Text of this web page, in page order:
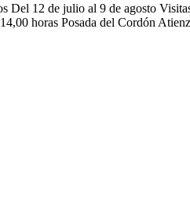
Del 12 de julio al 9 de agosto
horas Posada del Cordón